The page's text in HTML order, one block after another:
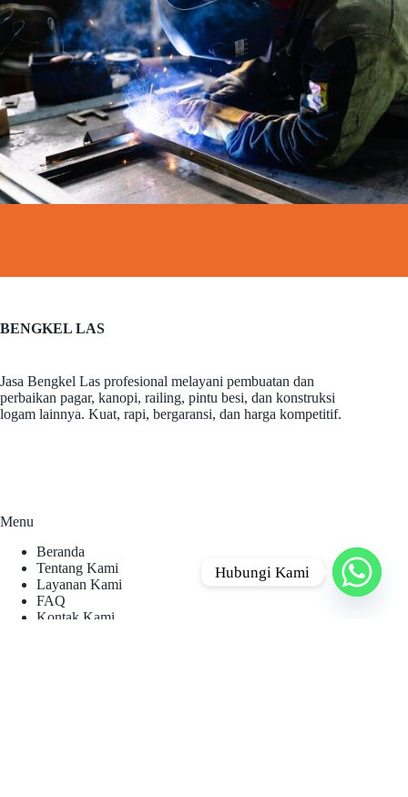
BENGKEL LAS
Jasa Bengkel Las profesional melayani pembuatan dan
perbaikan pagar, kanopi, railing, pintu besi, dan konstruksi
logam lainnya. Kuat, rapi, bergaransi, dan harga kompetitif.
Menu
Beranda
Tentang Kami
Layanan Kami
FAQ
Kontak Kami
Hubungi Kami